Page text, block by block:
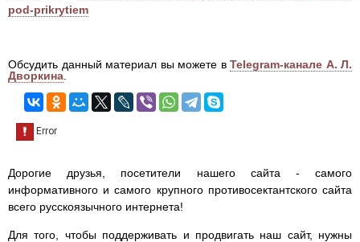
pod-prikrytiem
Обсудить данный материал вы можете в Telegram-канале А. Л.
Дворкина
Дорогие друзья, посетители нашего сайта - самого
информативного и самого крупного противосектантского сайта
всего русскоязычного интернета!
Для того, чтобы поддерживать и продвигать наш сайт, нужны